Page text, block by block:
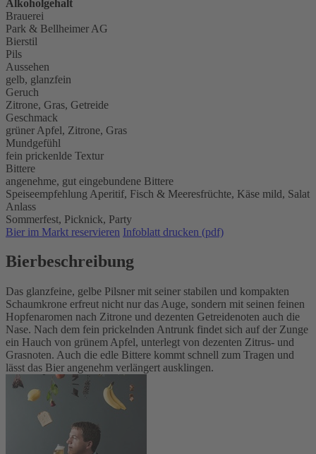
Alkoholgehalt
Brauerei
Park & Bellheimer AG
Bierstil
Pils
Aussehen
gelb, glanzfein
Geruch
Zitrone, Gras, Getreide
Geschmack
grüner Apfel, Zitrone, Gras
Mundgefühl
fein prickenlde Textur
Bittere
angenehme, gut eingebundene Bittere
Speiseempfehlung Aperitif, Fisch & Meeresfrüchte, Käse mild, Salat
Anlass
Sommerfest, Picknick, Party
Bier im Markt reservieren Infoblatt drucken (pdf)
Bierbeschreibung
Das glanzfeine, gelbe Pilsner mit seiner stabilen und kompakten
Schaumkrone erfreut nicht nur das Auge, sondern mit seinen feinen
Hopfenaromen nach Zitrone und dezenten Getreidenoten auch die
Nase. Nach dem fein prickelnden Antrunk findet sich auf der Zunge
ein Hauch von grünem Apfel, unterlegt von dezenten Zitrus- und
Grasnoten. Auch die edle Bittere kommt schnell zum Tragen und
lässt das Bier angenehm verlängert ausklingen.